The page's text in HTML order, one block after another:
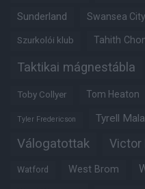
Sunderland Swansea City
Szurkolói klub Tahith
Taktikai mágnestábla
Toby Collyer Tom Heaton
Tyler Fredericson Tyrell
Válogatottak Victor
Watford West Brom